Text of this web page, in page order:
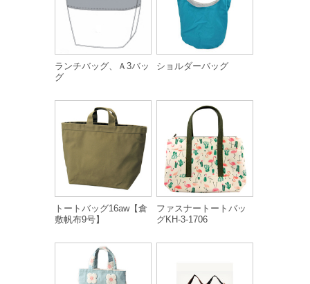
ランチバッグ、Ａ3バッ
グ
ショルダーバッグ
トートバッグ16aw【倉
敷帆布9号】
ファスナートートバッ
グKH-3-1706